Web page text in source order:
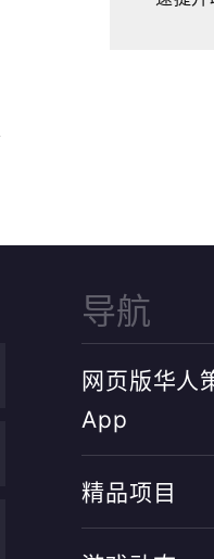
导航
网页版华人
App
精品项目